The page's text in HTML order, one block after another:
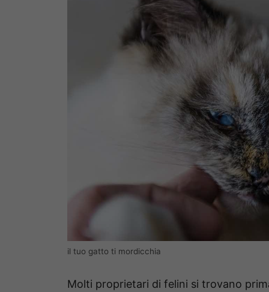
il tuo gatto ti mordicchia
Molti proprietari di felini si trovano